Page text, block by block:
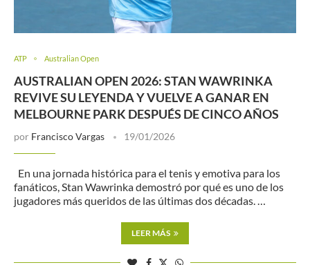
ATP Australian Open
AUSTRALIAN OPEN 2026: STAN WAWRINKA
REVIVE SU LEYENDA Y VUELVE A GANAR EN
MELBOURNE PARK DESPUÉS DE CINCO AÑOS
por Francisco Vargas 19/01/2026
En una jornada histórica para el tenis y emotiva para los
fanáticos, Stan Wawrinka demostró por qué es uno de los
jugadores más queridos de las últimas dos décadas. …
LEER MÁS